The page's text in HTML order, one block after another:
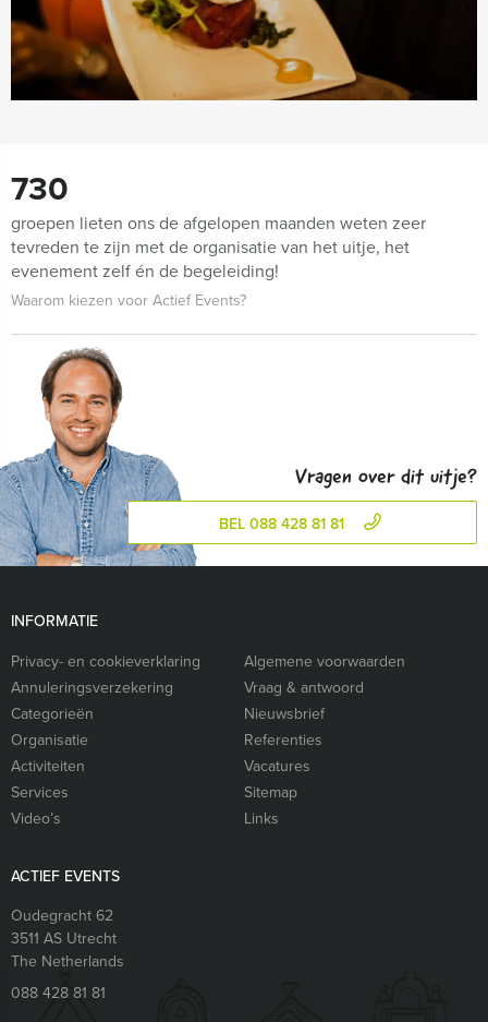
730
groepen lieten ons de afgelopen maanden weten zeer
tevreden te zijn met de organisatie van het uitje, het
evenement zelf én de begeleiding!
Waarom kiezen voor Actief Events?
Vragen over dit uitje?
BEL 088 428 81 81
INFORMATIE
Privacy- en cookieverklaring
Algemene voorwaarden
Annuleringsverzekering
Vraag & antwoord
Categorieën
Nieuwsbrief
Organisatie
Referenties
Activiteiten
Vacatures
Services
Sitemap
Video’s
Links
ACTIEF EVENTS
Oudegracht 62
3511 AS Utrecht
The Netherlands
088 428 81 81